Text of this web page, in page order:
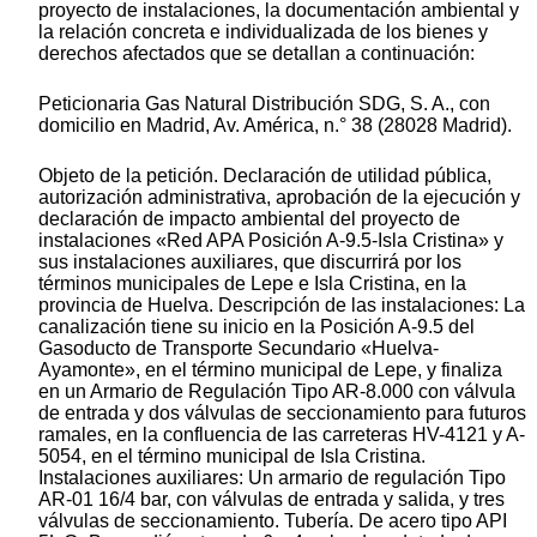
proyecto de instalaciones, la documentación ambiental y
la relación concreta e individualizada de los bienes y
derechos afectados que se detallan a continuación:
Peticionaria Gas Natural Distribución SDG, S. A., con
domicilio en Madrid, Av. América, n.° 38 (28028 Madrid).
Objeto de la petición. Declaración de utilidad pública,
autorización administrativa, aprobación de la ejecución y
declaración de impacto ambiental del proyecto de
instalaciones «Red APA Posición A-9.5-Isla Cristina» y
sus instalaciones auxiliares, que discurrirá por los
términos municipales de Lepe e Isla Cristina, en la
provincia de Huelva. Descripción de las instalaciones: La
canalización tiene su inicio en la Posición A-9.5 del
Gasoducto de Transporte Secundario «Huelva-
Ayamonte», en el término municipal de Lepe, y finaliza
en un Armario de Regulación Tipo AR-8.000 con válvula
de entrada y dos válvulas de seccionamiento para futuros
ramales, en la confluencia de las carreteras HV-4121 y A-
5054, en el término municipal de Isla Cristina.
Instalaciones auxiliares: Un armario de regulación Tipo
AR-01 16/4 bar, con válvulas de entrada y salida, y tres
válvulas de seccionamiento. Tubería. De acero tipo API